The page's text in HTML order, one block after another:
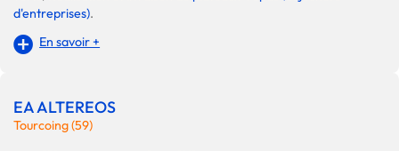
d'entreprises).
En savoir +
EA ALTEREOS
Tourcoing (59)